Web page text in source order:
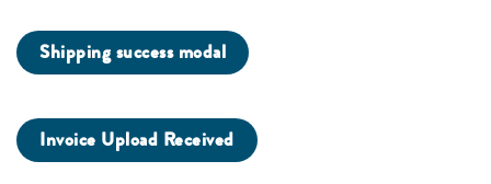
Shipping success modal
Invoice Upload Received